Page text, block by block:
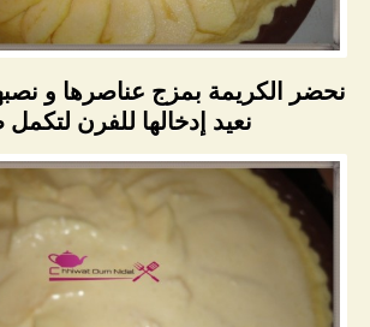
نحضر الكريمة بمزج عناصرها و
نعيد إدخالها للفرن لتكمل